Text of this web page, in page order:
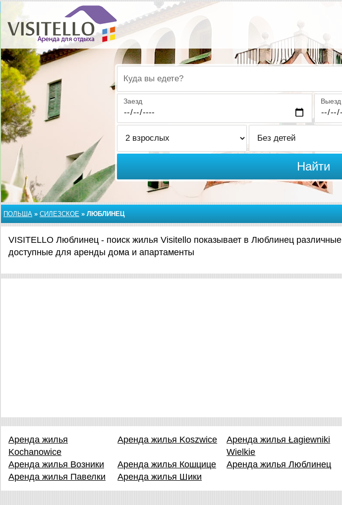
Куда вы едете?
Заезд Выезд
Найти
ПОЛЬША » СИЛЕЗСКОЕ » ЛЮБЛИНЕЦ
VISITELLO Люблинец - поиск жилья Visitello показывает в Люблинец различные
доступные для аренды дома и апартаменты
Аренда жилья
Kochanowice
Аренда жилья Koszwice
Аренда жилья Łagiewniki
Wielkie
Аренда жилья Возники
Аренда жилья Кошцице
Аренда жилья Люблинец
Аренда жилья Павелки
Аренда жилья Шики